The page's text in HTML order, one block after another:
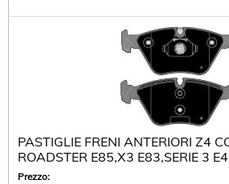
PASTIGLIE FRENI ANTERIORI Z4
ROADSTER E85,X3 E83,SERIE 3
Prezzo: